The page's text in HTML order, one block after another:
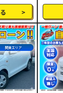
関東エリア